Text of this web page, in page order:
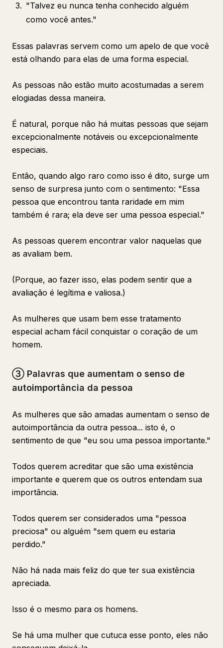
"Talvez eu nunca tenha conhecido alguém
como você antes."
Essas palavras servem como um apelo de que você
está olhando para elas de uma forma especial.
As pessoas não estão muito acostumadas a serem
elogiadas dessa maneira.
É natural, porque não há muitas pessoas que sejam
excepcionalmente notáveis ou excepcionalmente
especiais.
Então, quando algo raro como isso é dito, surge um
senso de surpresa junto com o sentimento: "Essa
pessoa que encontrou tanta raridade em mim
também é rara; ela deve ser uma pessoa especial."
As pessoas querem encontrar valor naquelas que
as avaliam bem.
(Porque, ao fazer isso, elas podem sentir que a
avaliação é legítima e valiosa.)
As mulheres que usam bem esse tratamento
especial acham fácil conquistar o coração de um
homem.
③ Palavras que aumentam o senso de
autoimportância da pessoa
As mulheres que são amadas aumentam o senso de
autoimportância da outra pessoa... isto é, o
sentimento de que "eu sou uma pessoa importante."
Todos querem acreditar que são uma existência
importante e querem que os outros entendam sua
importância.
Todos querem ser considerados uma "pessoa
preciosa" ou alguém "sem quem eu estaria
perdido."
Não há nada mais feliz do que ter sua existência
apreciada.
Isso é o mesmo para os homens.
Se há uma mulher que cutuca esse ponto, eles não